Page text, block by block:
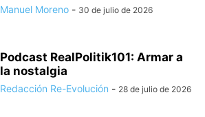
Manuel Moreno - 30 de julio de 2026
Podcast RealPolitik101: Armar a
la nostalgia
Redacción Re-Evolución - 28 de julio de 2026